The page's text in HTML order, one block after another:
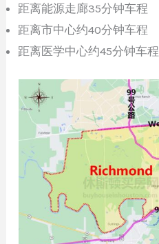
距离能源走廊35分钟车程
距离市中心约40分钟车程
距离医学中心约45分钟车程